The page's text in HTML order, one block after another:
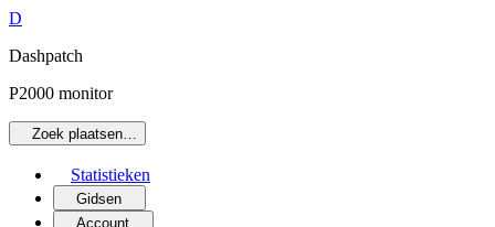
D
Dashpatch
P2000 monitor
Zoek plaatsen…
Statistieken
Gidsen
Account